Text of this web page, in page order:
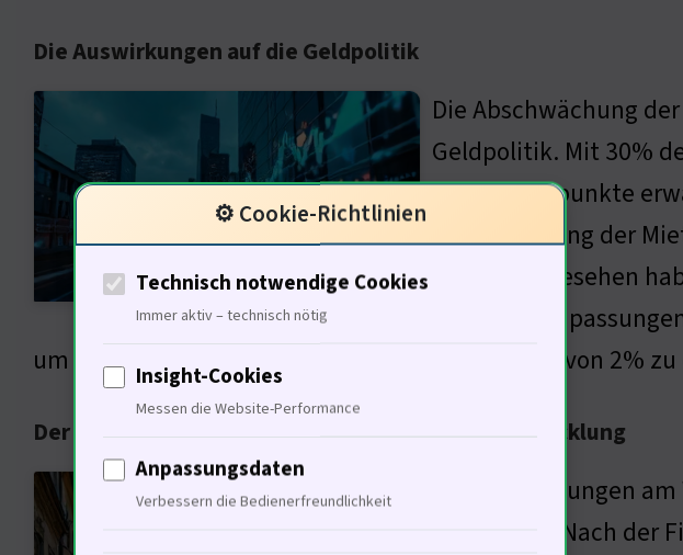
Die Auswirkungen auf die Geldpolitik
Die Abschwächung
Geldpolitik. Mit 30%
0,3 Prozentpunkte
Die Bedeutung der
Historisch gesehen
massiven
um eine nachhaltige Rückkehr zur Inflationsrate von 2%
Der historische Kontext der Wohnungsmarktentwicklung
Die Entwicklungen
verwurzelt. Nach der
⚙️ Cookie-Richtlinien
Technisch notwendige Cookies
Immer aktiv – technisch nötig
Insight-Cookies
Messen die Website-Performance
Anpassungsdaten
Verbessern die Bedienerfreundlichkeit